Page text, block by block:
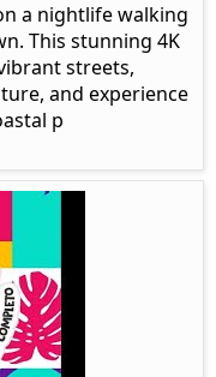
a nightlife walking
This stunning 4K
streets,
and experience
p